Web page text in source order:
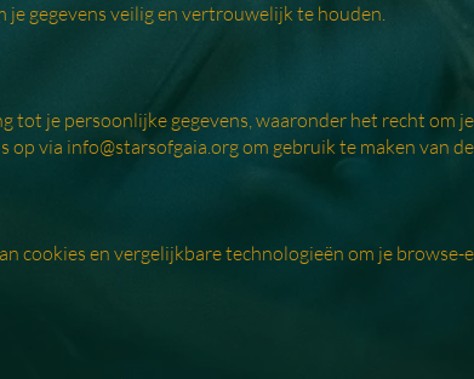
gegevens veilig en vertrouwelijk te houden.
tot je persoonlijke gegevens, waaronder het recht om
op via info@starsofgaia.orgom gebruik te maken van
cookies en vergelijkbare technologieën om je